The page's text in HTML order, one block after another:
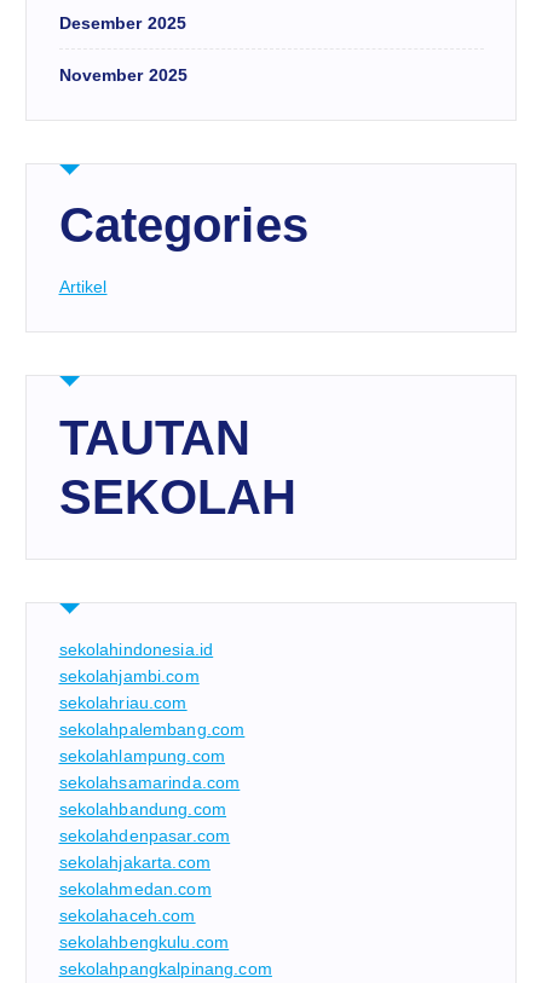
Desember 2025
November 2025
Categories
Artikel
TAUTAN
SEKOLAH
sekolahindonesia.id
sekolahjambi.com
sekolahriau.com
sekolahpalembang.com
sekolahlampung.com
sekolahsamarinda.com
sekolahbandung.com
sekolahdenpasar.com
sekolahjakarta.com
sekolahmedan.com
sekolahaceh.com
sekolahbengkulu.com
sekolahpangkalpinang.com